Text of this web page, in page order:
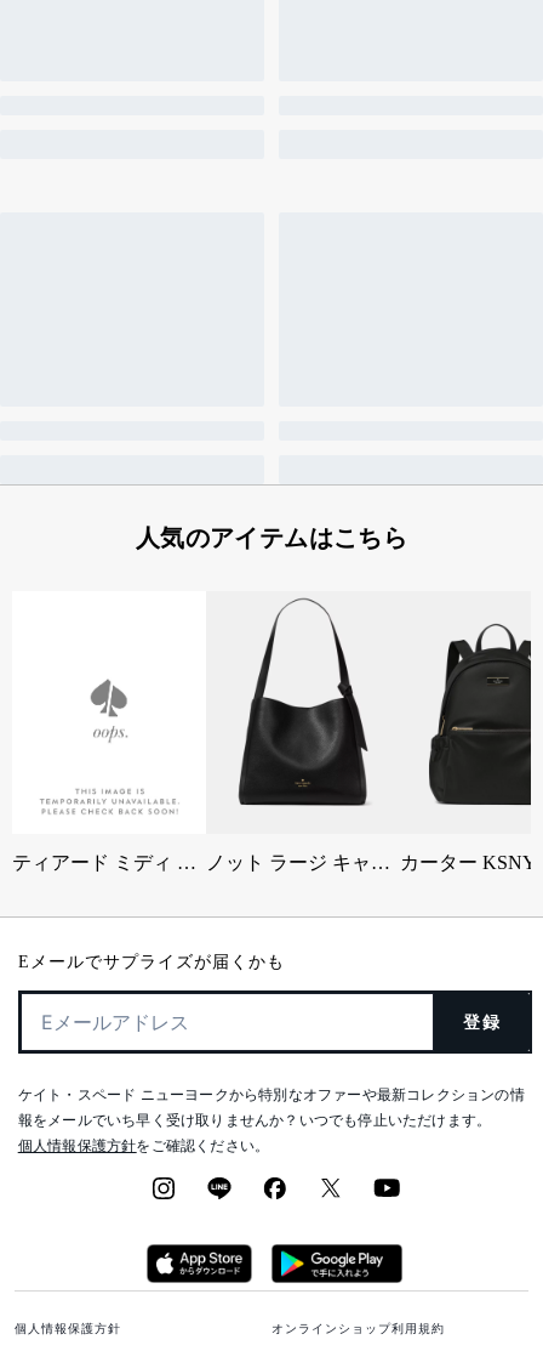
人気のアイテムはこちら
ティアード ミディ ドレス ノット ラージ キャリーオール
Eメールでサプライズが届くかも
登録
ケイト・スペード ニューヨークから特別なオファーや最新コレクションの情
報をメールでいち早く受け取りませんか？いつでも停止いただけます。
個人情報保護方針をご確認ください。
個人情報保護方針 オンラインショップ利用規約